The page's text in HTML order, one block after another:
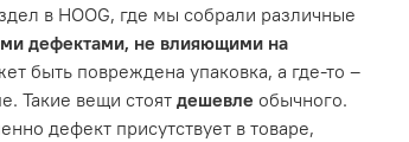
в HOOG, где мы собрали различные
дефектами, не влияющими на
быть повреждена упаковка, а где-то –
Такие вещи стоятдешевле обычного.
дефект присутствует в товаре,